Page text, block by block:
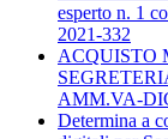
esperto n. 1
2021-332
ACQUISTO
AMM.VA-
Determina a